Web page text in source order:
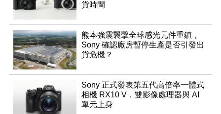
貨時間
熊本強震襲擊全球感光元件重鎮，
Sony 確認廠房暫停生產是否引發出
貨危機？
Sony 正式發表第五代高倍率一體式
相機 RX10 V，雙影像處理器與 AI
單元上身